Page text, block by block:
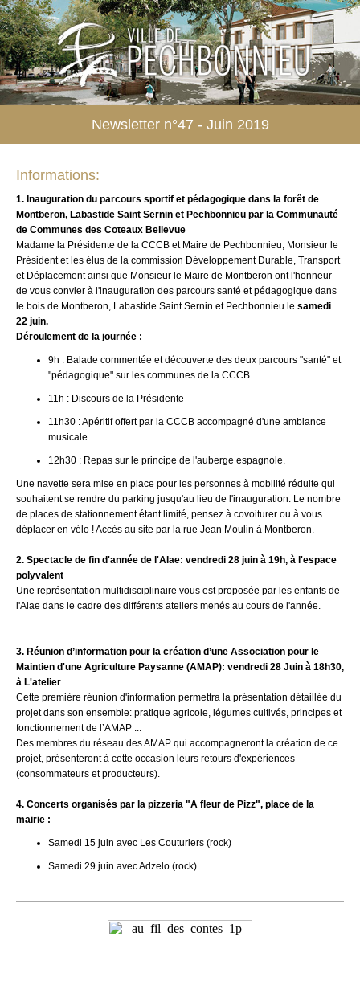
Newsletter n°47 - Juin 2019
Informations:
1. Inauguration du parcours sportif et pédagogique dans la forêt de
Montberon, Labastide Saint Sernin et Pechbonnieu par la Communauté
de Communes des Coteaux Bellevue
Madame la Présidente de la CCCB et Maire de Pechbonnieu, Monsieur le
Président et les élus de la commission Développement Durable, Transport
et Déplacement ainsi que Monsieur le Maire de Montberon ont l'honneur
de vous convier à l'inauguration des parcours santé et pédagogique dans
le bois de Montberon, Labastide Saint Sernin et Pechbonnieu le samedi
22 juin.
Déroulement de la journée :
9h : Balade commentée et découverte des deux parcours "santé" et
"pédagogique" sur les communes de la CCCB
11h : Discours de la Présidente
11h30 : Apéritif offert par la CCCB accompagné d'une ambiance
musicale
12h30 : Repas sur le principe de l'auberge espagnole.
Une navette sera mise en place pour les personnes à mobilité réduite qui
souhaitent se rendre du parking jusqu'au lieu de l'inauguration. Le nombre
de places de stationnement étant limité, pensez à covoiturer ou à vous
déplacer en vélo ! Accès au site par la rue Jean Moulin à Montberon.
2. Spectacle de fin d'année de l'Alae: vendredi 28 juin à 19h, à l'espace
polyvalent
Une représentation multidisciplinaire vous est proposée par les enfants de
l'Alae dans le cadre des différents ateliers menés au cours de l'année.
3. Réunion d’information pour la création d’une Association pour le
Maintien d'une Agriculture Paysanne (AMAP): vendredi 28 Juin à 18h30,
à L'atelier
Cette première réunion d'information permettra la présentation détaillée du
projet dans son ensemble: pratique agricole, légumes cultivés, principes et
fonctionnement de l’AMAP ...
Des membres du réseau des AMAP qui accompagneront la création de ce
projet, présenteront à cette occasion leurs retours d'expériences
(consommateurs et producteurs).
4. Concerts organisés par la pizzeria "A fleur de Pizz", place de la
mairie :
Samedi 15 juin avec Les Couturiers (rock)
Samedi 29 juin avec Adzelo (rock)